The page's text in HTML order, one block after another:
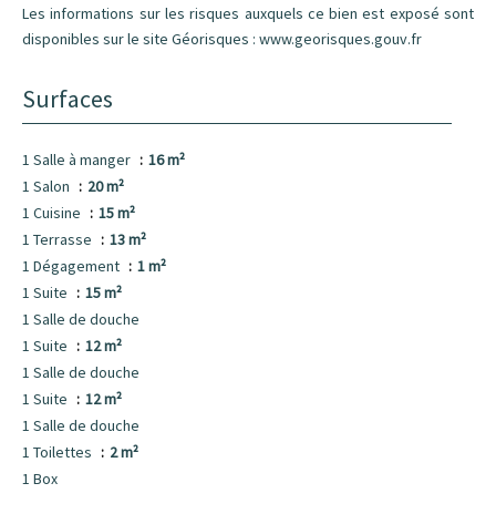
Les informations sur les risques auxquels ce bien est exposé sont
disponibles sur le site Géorisques : www.georisques.gouv.fr
Surfaces
1 Salle à manger
16 m²
1 Salon
20 m²
1 Cuisine
15 m²
1 Terrasse
13 m²
1 Dégagement
1 m²
1 Suite
15 m²
1 Salle de douche
1 Suite
12 m²
1 Salle de douche
1 Suite
12 m²
1 Salle de douche
1 Toilettes
2 m²
1 Box